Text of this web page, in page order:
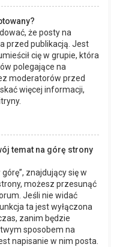
że posty na
przed publikacją. Jest
cię w grupie, która
polegające na
moderatorów przed
więcej informacji,
temat na górę strony
znajdujący się w
możesz przesunąć
Jeśli nie widać
ta jest wyłączona
zanim będzie
sposobem na
napisanie w nim posta.